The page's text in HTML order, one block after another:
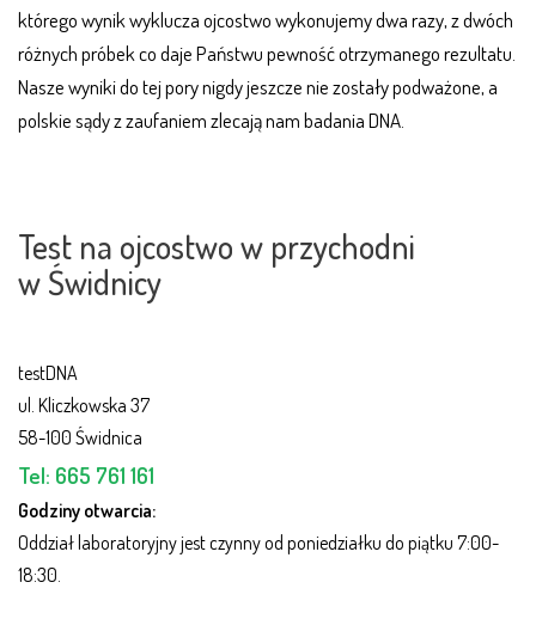
którego wynik wyklucza ojcostwo wykonujemy dwa razy, z dwóch
różnych próbek co daje Państwu pewność otrzymanego rezultatu.
Nasze wyniki do tej pory nigdy jeszcze nie zostały podważone, a
polskie sądy z zaufaniem zlecają nam badania DNA.
Test na ojcostwo w przychodni
w Świdnicy
testDNA
ul. Klicz­kow­ska 37
58-100 Świdnica
Tel: 665 761 161
Godziny otwarcia:
Oddział laboratoryjny jest czynny od poniedziałku do piątku 7:00-
18:30.